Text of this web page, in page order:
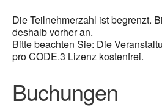
Die Teilnehmerzahl ist begrenzt.
deshalb vorher an.
Bitte beachten Sie: Die
pro CODE.3 Lizenz kostenfrei.
Buchungen